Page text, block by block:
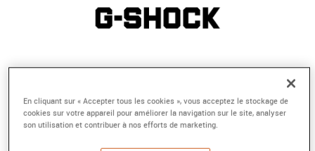
48.9 × 42.3 × 13.1 mm, résine et acier
Référence :DW-5000R-1AER
En cliquant sur « Accepter tous les cookies », vous acceptez le stockage de
cookies sur votre appareil pour améliorer la navigation sur le site, analyser
son utilisation et contribuer à nos efforts de marketing.